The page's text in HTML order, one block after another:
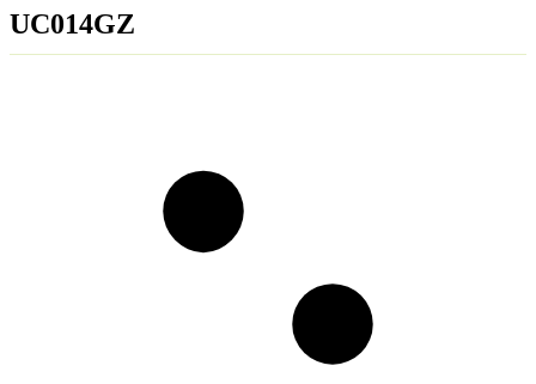
UC014GZ